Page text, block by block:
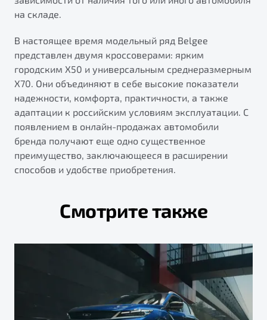
на складе.
В настоящее время модельный ряд Belgee
представлен двумя кроссоверами: ярким
городским X50 и универсальным среднеразмерным
X70. Они объединяют в себе высокие показатели
надежности, комфорта, практичности, а также
адаптации к российским условиям эксплуатации. С
появлением в онлайн-продажах автомобили
бренда получают еще одно существенное
преимущество, заключающееся в расширении
способов и удобстве приобретения.
Смотрите также